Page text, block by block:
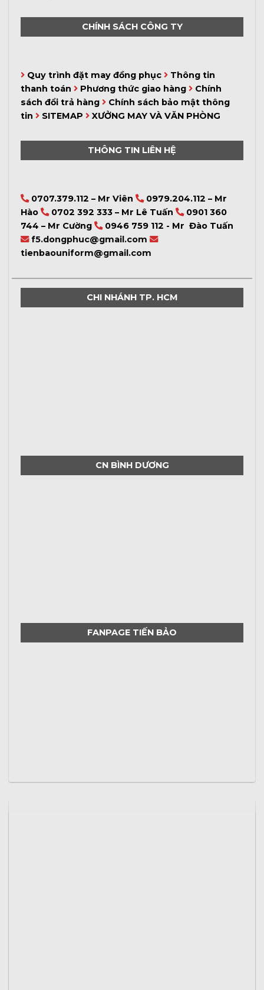
CHÍNH SÁCH CÔNG TY
Quy trình đặt may đồng phục
Thông tin
thanh toán
Phương thức giao hàng
Chính
sách đổi trả hàng
Chính sách bảo mật thông
tin
SITEMAP XƯỞNG MAY VÀ VĂN PHÒNG
THÔNG TIN LIÊN HỆ
0707.379.112 – Mr Viên
0979.204.112 – Mr
Hào
0702 392 333 – Mr Lê Tuấn
0901 360
744 – Mr Cường
0946 759 112 - Mr Đào Tuấn
f5.dongphuc@gmail.com
tienbaouniform@gmail.com
CHI NHÁNH TP. HCM
CN BÌNH DƯƠNG
FANPAGE TIẾN BẢO